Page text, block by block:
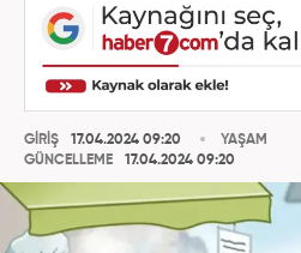
GİRİŞ
17.04.2024 09:20
GÜNCELLEME
17.04.2024 09:20
YAŞAM